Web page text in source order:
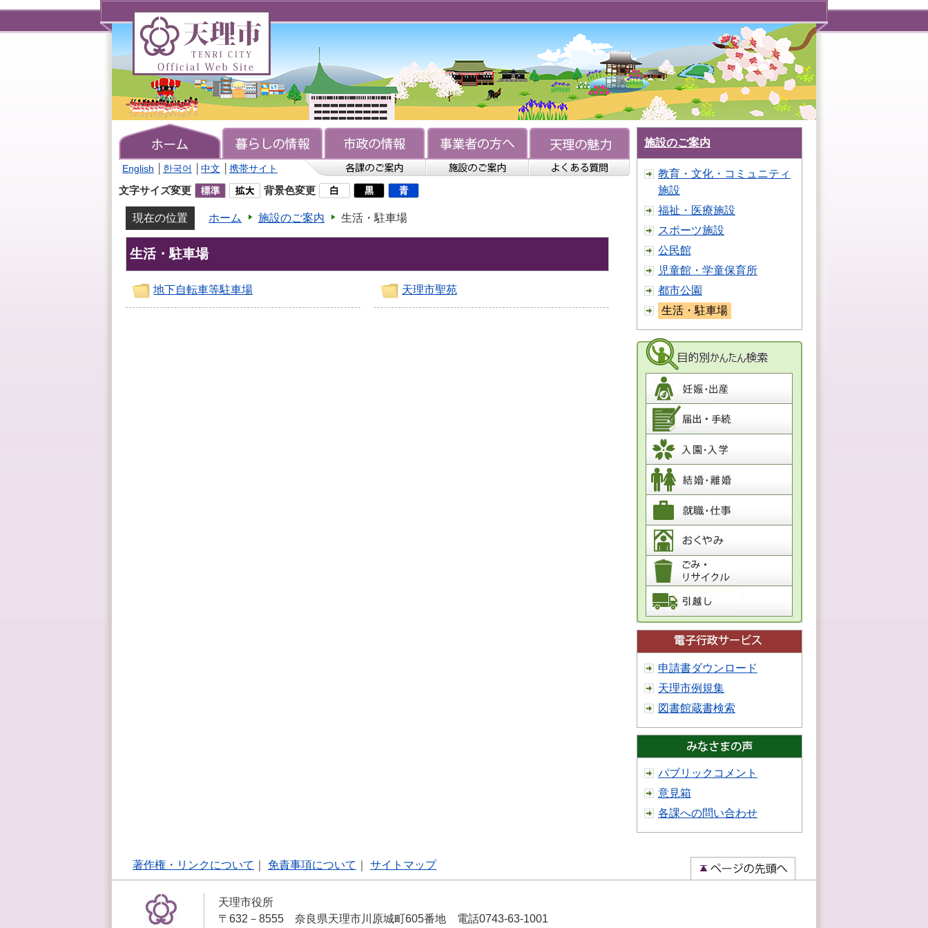
理
TENRI
Official
Site
English 한국어 中文 携帯サイト
文字サイズ変更 背景色変更
現在の位置 ホーム 施設のご案内 生活・駐車場
生活・駐車場
地下自転車等駐車場 天理市聖苑
施設のご案内
教育・文化・コミュニティ
施設
福祉・医療施設
スポーツ施設
公民館
児童館・学童保育所
都市公園
生活・駐車場
申請書ダウンロード
天理市例規集
図書館蔵書検索
パブリックコメント
意見箱
各課への問い合わせ
著作権・リンクについて 免責事項について サイトマップ
天理市役所
〒632－8555 奈良県天理市川原城町605番地 電話0743-63-1001